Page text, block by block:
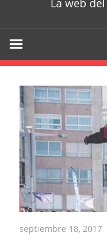
La web
septiembre 18, 2017